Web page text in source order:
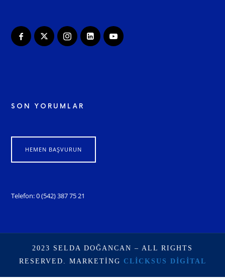
SON YORUMLAR
HEMEN BAŞVURUN
Telefon: 0 (542) 387 75 21
2023 SELDA DOĞANCAN – ALL RIGHTS
RESERVED. MARKETING CLICKSUS DIGITAL